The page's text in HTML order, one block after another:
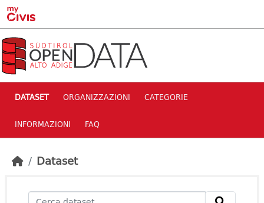
Skip to main content
DATASET ORGANIZZAZIONI CATEGORIE
INFORMAZIONI FAQ
Dataset